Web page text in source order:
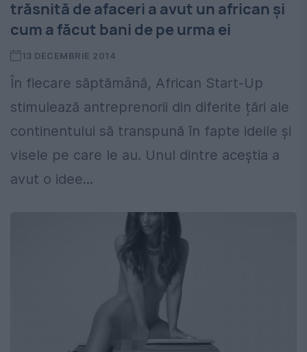
trăsnită de afaceri a avut un african și
cum a făcut bani de pe urma ei
13 DECEMBRIE 2014
În fiecare săptămână, African Start-Up
stimulează antreprenorii din diferite țări ale
continentului să transpună în fapte ideile și
visele pe care le au. Unul dintre aceștia a
avut o idee...